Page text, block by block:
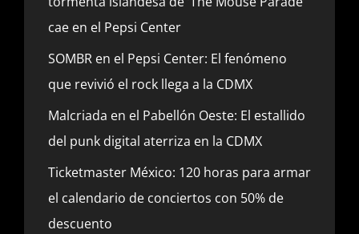
cae en el Pepsi Center
SOMBR en el Pepsi Center: El fenómeno
que revivió el rock llega a la CDMX
Malcriada en el Pabellón Oeste: El estallido
del punk digital aterriza en la CDMX
Ticketmaster México: 120 horas para armar
el calendario de conciertos con 50% de
descuento